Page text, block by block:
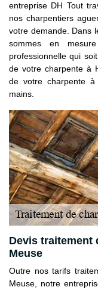
entreprise DH Tout
nos charpentiers
votre demande. Dans
sommes en
professionnelle qui
de votre charpente à
de votre charpente
mains.
Devis traitement
Meuse
Outre nos tarifs
Meuse, notre